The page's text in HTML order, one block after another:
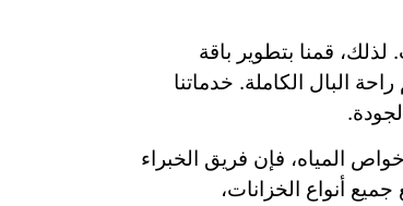
قمنا بتطوير باقة
البال الكاملة. خدماتنا
المياه، فإن فريق الخبراء
أنواع الخزانات،